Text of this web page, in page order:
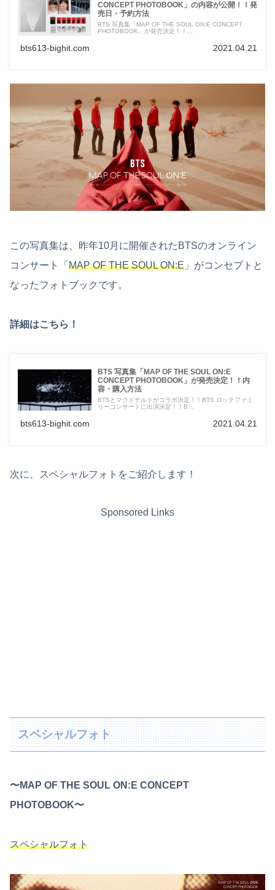
CONCEPT PHOTOBOOK」の内容が公開！！発
売日・予約方法
BTS 写真集「MAP OF THE SOUL ON:E CONCEPT
PHOTOBOOK」が発売決定！！...
bts613-bighit.com 2021.04.21
この写真集は、昨年10月に開催されたBTSのオンライン
コンサート「 MAP OF THE SOUL ON:E 」がコンセプトと
なったフォトブックです。
詳細はこちら！
BTS 写真集「MAP OF THE SOUL ON:E
CONCEPT PHOTOBOOK」が発売決定！！内
容・購入方法
BTSとマクドナルドがコラボ決定！！BTS ロッテファミ
リーコンサートに出演決定！！B...
bts613-bighit.com 2021.04.21
次に、スペシャルフォトをご紹介します！
Sponsored Links
スペシャルフォト
〜MAP OF THE SOUL ON:E CONCEPT
PHOTOBOOK〜
スペシャルフォト